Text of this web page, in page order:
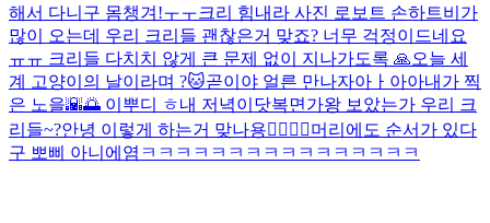
해서 다니구 몸챙겨!ㅜㅜ크리 힘내라 사진 로보트 손하트비가
많이 오는데 우리 크리들 괜찮은거 맞죠? 너무 걱정이드네요
ㅠㅠ 크리들 다치치 않게 큰 문제 없이 지나가도록 🙏오늘 세
계 고양이의 날이라며 ?🐱곧이야 얼른 만나자아ㅏ아아내가 찍
은 노을🌇🌅 이뿌디 ㅎ내 저녁이닷복면가왕 보았는가 우리 크
리들~?안녕 이렇게 하는거 맞나용👉🏻👈🏻머리에도 순서가 있다
구 뽀삐 아니에염 ㅋㅋㅋㅋㅋㅋㅋㅋㅋㅋㅋㅋㅋㅋㅋㅋ